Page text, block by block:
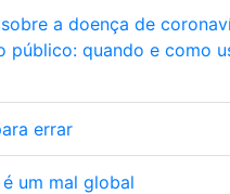
a doença de
público: quando e como
errar
um mal global